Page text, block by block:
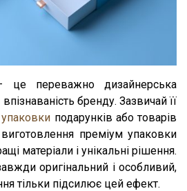
це переважно дизайнерська
бренду. Зазвичай її
упаковки подарунків або товарів
преміум упаковки
матеріали і унікальні рішення.
оригінальний і особливий,
тільки підсилює цей ефект.